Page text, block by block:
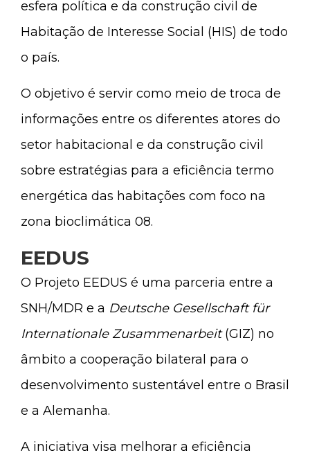
esfera política e da construção civil de
Habitação de Interesse Social (HIS) de todo
o país.
O objetivo é servir como meio de troca de
informações entre os diferentes atores do
setor habitacional e da construção civil
sobre estratégias para a eficiência termo
energética das habitações com foco na
zona bioclimática 08.
EEDUS
O Projeto EEDUS é uma parceria entre a
SNH/MDR e a Deutsche Gesellschaft für
Internationale Zusammenarbeit(GIZ) no
âmbito a cooperação bilateral para o
desenvolvimento sustentável entre o Brasil
e a Alemanha.
A iniciativa visa melhorar a eficiência